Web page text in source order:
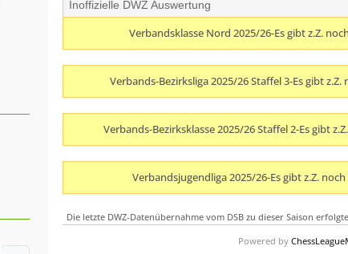
Inoffizielle DWZ Auswertung
Verbandsklasse Nord 2025/26-Es gibt z.Z.
Verbands-Bezirksliga 2025/26 Staffel 3-Es gibt
Verbands-Bezirksklasse 2025/26 Staffel 2-Es gibt
Verbandsjugendliga 2025/26-Es gibt z.Z.
Die letzte DWZ-Datenübernahme vom DSB zu dieser Saison
Powered by